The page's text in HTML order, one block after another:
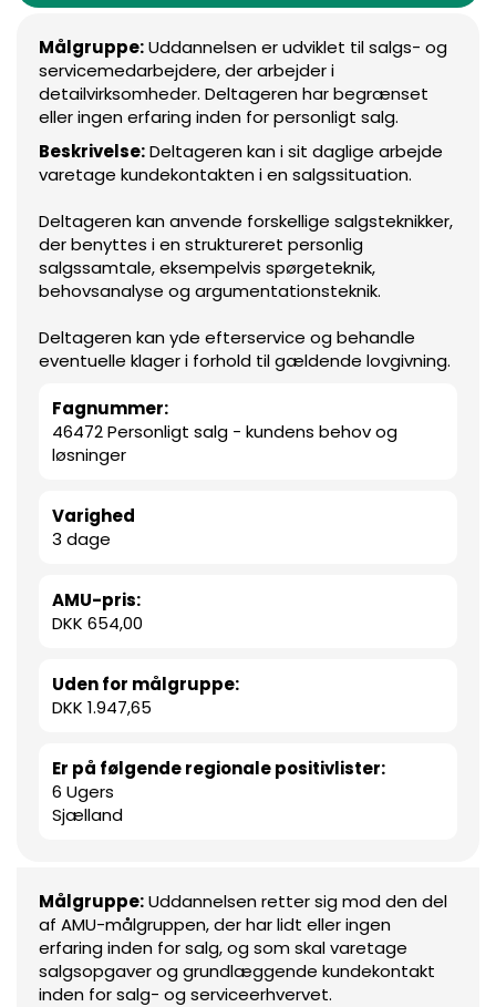
Målgruppe:Uddannelsen er udviklet til salgs- og
servicemedarbejdere, der arbejder i
detailvirksomheder. Deltageren har begrænset
eller ingen erfaring inden for personligt salg.
Beskrivelse:Deltageren kan i sit daglige arbejde
varetage kundekontakten i en salgssituation.
Deltageren kan anvende forskellige salgsteknikker,
der benyttes i en struktureret personlig
salgssamtale, eksempelvis spørgeteknik,
behovsanalyse og argumentationsteknik.
Deltageren kan yde efterservice og behandle
eventuelle klager i forhold til gældende lovgivning.
Fagnummer:
46472 Personligt salg - kundens behov og
løsninger
Varighed
3 dage
AMU-pris:
DKK 654,00
Uden for målgruppe:
DKK 1.947,65
Er på følgende regionale positivlister:
6 Ugers
Sjælland
Målgruppe:Uddannelsen retter sig mod den del
af AMU-målgruppen, der har lidt eller ingen
erfaring inden for salg, og som skal varetage
salgsopgaver og grundlæggende kundekontakt
inden for salg- og serviceerhvervet.